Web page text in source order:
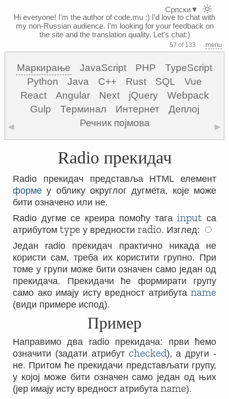
Hi everyone! I'm the author of code.mu :) I'd love to chat with
my non-Russian audience. I'm looking for your feedback on
the site and the translation quality. Let's chat:)
57 of 133 menu
Маркирање JavaScript PHP
TypeScript
Python
Java C++ Rust SQL
Vue
React
Angular Next jQuery
Webpack
Gulp
Терминал Интернет
Деплој
Речник појмова
◀ ▶
Radio прекидач
Radio прекидач представља HTML елемент
форме у облику округлог дугмета, које може
бити означено или не.
Radio дугме се креира помоћу тагаinput са
атрибутом type у вредности radio. Изглед:
Један radio прекидач практично никада не
користи сам, треба их користити групно. При
томе у групи може бити означен само један од
прекидача. Прекидачи ће формирати групу
само ако имају исту вредност атрибута name
(види примере испод).
Пример
Направимо два radio прекидача: први ћемо
означити (задати атрибут checked), а други -
не. Притом ће прекидачи представљати групу,
у којој може бити означен само један од њих
(јер имају исту вредност атрибута name).
Српски▼